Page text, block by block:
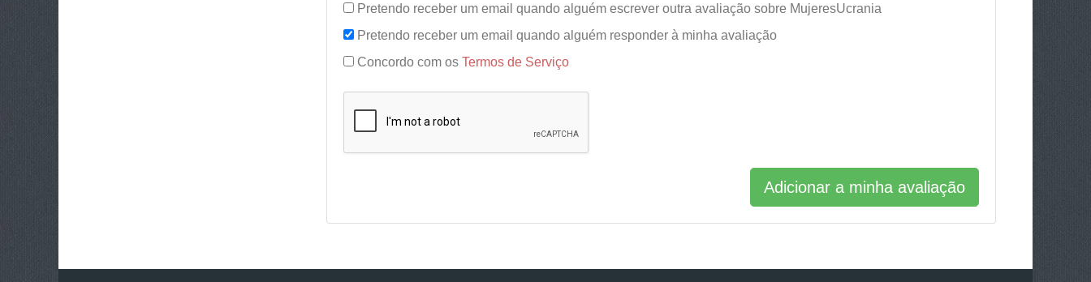
Pretendo receber um email quando alguém escrever outra avaliação sobre MujeresUcrania
Pretendo receber um email quando alguém responder à minha avaliação
Concordo com os Termos de Serviço
Adicionar a minha avaliação